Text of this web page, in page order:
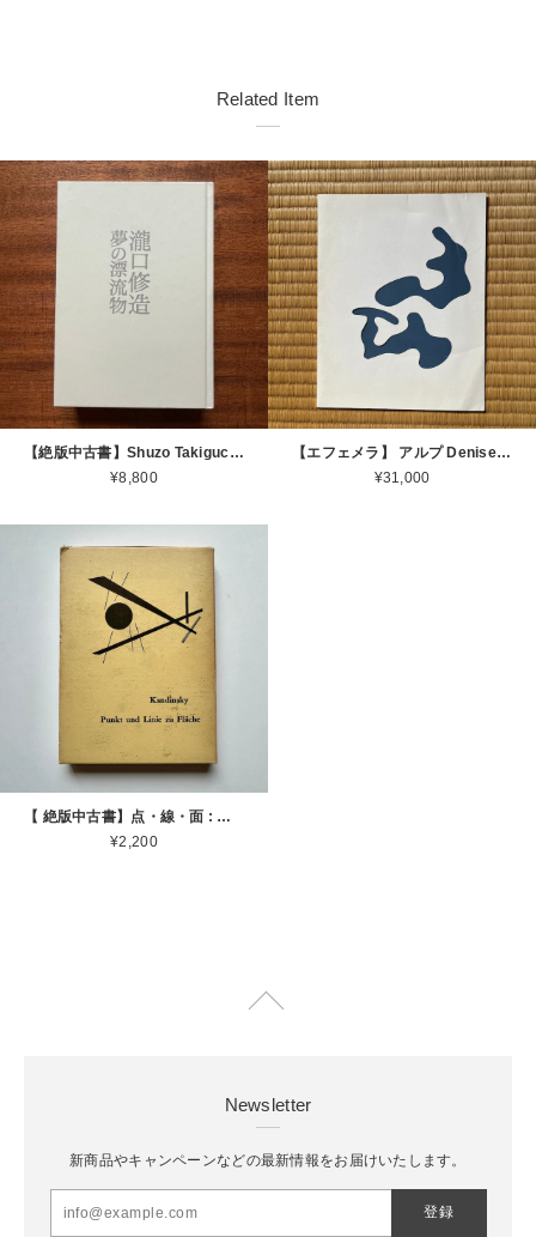
Related Item
【絶版中古書】Shuzo Takiguchi 瀧口修造 夢の漂流物 世田谷美術館 富士県立近代美術館 2005 [310195712]
¥8,800
【エフェメラ】 アルプ Denise René arp 1961 [3100173]
¥31,000
【 絶版中古書】点・線・面 : 抽象芸術の基礎 カンディンスキー 著 西田秀穂 訳 第19版 美術出版社 1972 [3100238]
¥2,200
Newsletter
新商品やキャンペーンなどの最新情報をお届けいたします。
登録